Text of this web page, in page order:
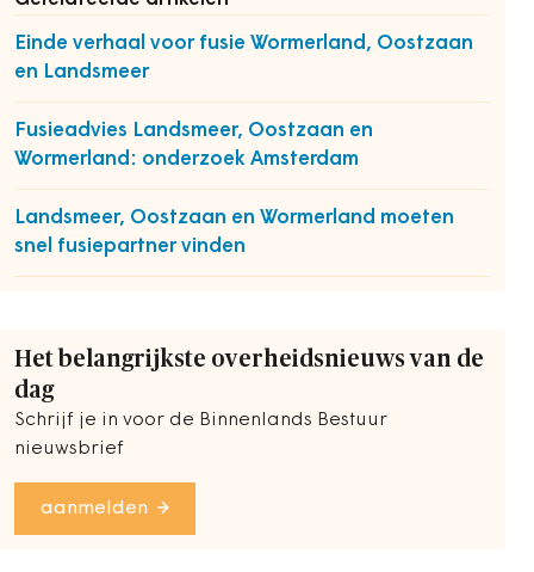
Einde verhaal voor fusie Wormerland, Oostzaan
en Landsmeer
Fusieadvies Landsmeer, Oostzaan en
Wormerland: onderzoek Amsterdam
Landsmeer, Oostzaan en Wormerland moeten
snel fusiepartner vinden
Het belangrijkste overheidsnieuws van de
dag
Schrijf je in voor de Binnenlands Bestuur
nieuwsbrief
aanmelden